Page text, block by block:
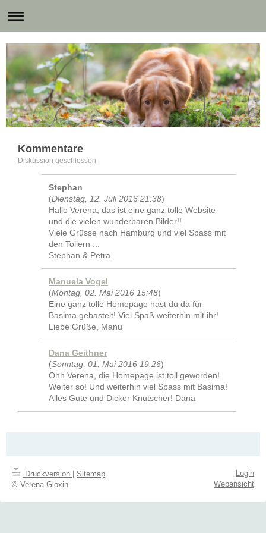
Kommentare
Diskussion geschlossen
Stephan
(Dienstag, 12. Juli 2016 21:38)
Hallo Verena, das ist eine ganz tolle Website
und die vielen wunderbaren Bilder!!
Viele Grüsse nach Hamburg und viel Spass mit
den Tollern ...
Stephan & Petra
Manuela Vogel
(Montag, 02. Mai 2016 15:48)
Eine ganz tolle Homepage hast du da für
Basima gebastelt! Viel Spaß weiterhin mit ihr!
Liebe Grüße, Manu
Dana Geithner
(Sonntag, 01. Mai 2016 19:26)
Ohh Verena, die Homepage ist toll geworden!
Weiter so! Und weiterhin viel Spass mit Basima!
Alles Gute und Dicker Knutscher! Dana
Druckversion
Sitemap
© Verena Gloxin
Login
Webansicht